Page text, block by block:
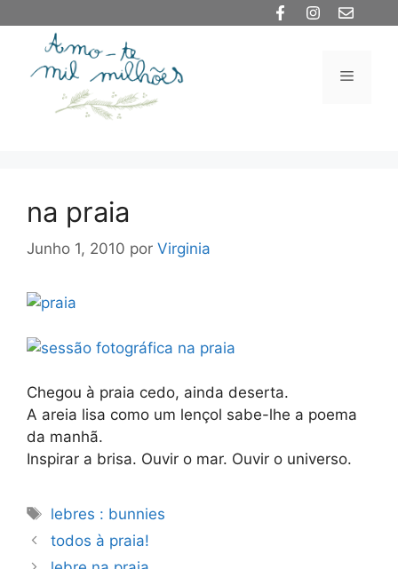
conteúdo
Menu
na praia
Junho 1, 2010 por Virginia
Chegou à praia cedo, ainda deserta.
A areia lisa como um lençol sabe-lhe a poema
da manhã.
Inspirar a brisa. Ouvir o mar. Ouvir o universo.
Etiquetas
lebres : bunnies
todos à praia!